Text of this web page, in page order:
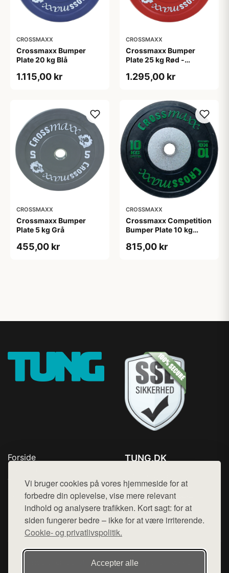
Vi bruger cookies på vores hjemmeside for at
forbedre din oplevelse, vise mere relevant
indhold og analysere trafikken. Kort sagt: for at
siden fungerer bedre – ikke for at være irriterende.
Cookie- og privatlivspolitik.
Accepter alle
CROSSMAXX
Crossmaxx Bumper
Plate 20 kg Blå
1.115,00 kr
CROSSMAXX
Crossmaxx Bumper
Plate 25 kg Rød -
cm, 50 mm hul
1.295,00 kr
CROSSMAXX
Crossmaxx Bumper
Plate 5 kg Grå
455,00 kr
CROSSMAXX
Crossmaxx Competition
Bumper Plate 10 kg
815,00 kr
Forside
Top Rabatter
Kontakt
TUNG.DK
Mail: hej@want.dk
Cookie- og privatlivspolitik
Denne side er en del af want.dk, der udgiver en række